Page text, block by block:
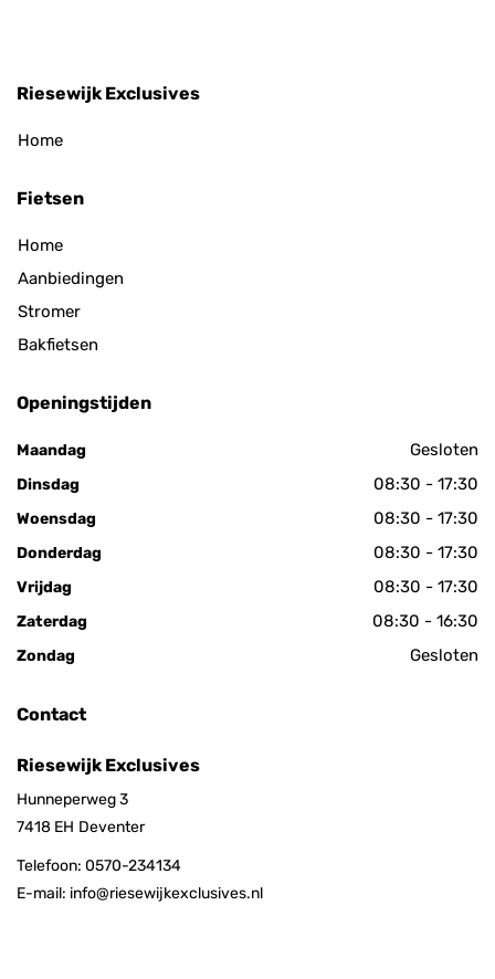
Riesewijk Exclusives
Home
Fietsen
Home
Aanbiedingen
Stromer
Bakfietsen
Openingstijden
Maandag Gesloten
Dinsdag 08:30 - 17:30
Woensdag 08:30 - 17:30
Donderdag 08:30 - 17:30
Vrijdag 08:30 - 17:30
Zaterdag 08:30 - 16:30
Zondag Gesloten
Contact
Riesewijk Exclusives
Hunneperweg 3
7418 EH Deventer
Telefoon: 0570-234134
E-mail: info@riesewijkexclusives.nl